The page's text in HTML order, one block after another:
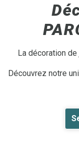
La décoration
Découvrez notre